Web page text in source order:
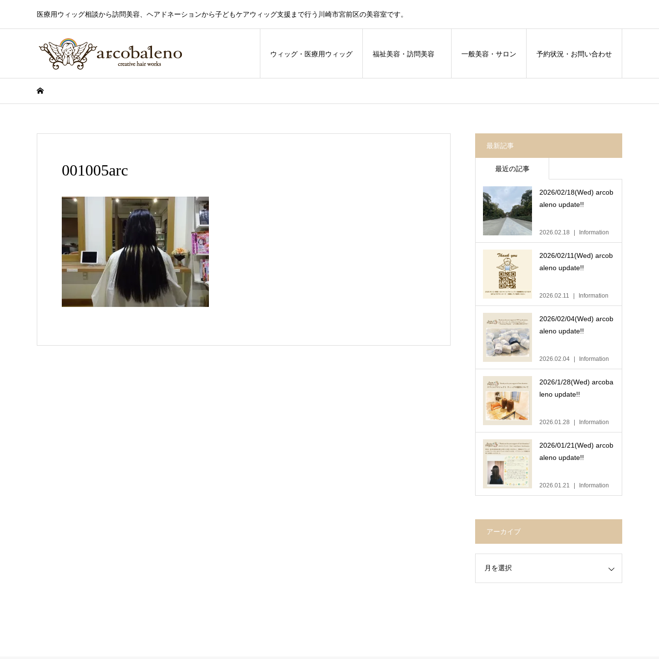
医療用ウィッグ相談から訪問美容、ヘアドネーションから子どもケアウィッグ支援まで行う川崎市宮前区の美容室です。
ウィッグ・医療用ウィッグ 福祉美容・訪問美容 一般美容・サロン 予約状況・お問い合わせ
001005arc
最新記事
最近の記事
2026/02/18(Wed) arcob
aleno update!!
2026.02.18 Information
2026/02/11(Wed) arcob
aleno update!!
2026.02.11 Information
2026/02/04(Wed) arcob
aleno update!!
2026.02.04 Information
2026/1/28(Wed) arcoba
leno update!!
2026.01.28 Information
2026/01/21(Wed) arcob
aleno update!!
2026.01.21 Information
アーカイブ